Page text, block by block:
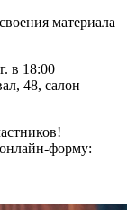
материала
в 18:00
48, салон
онлайн-форму: